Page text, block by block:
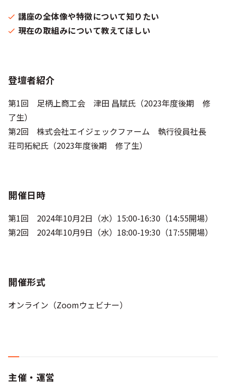
講座の全体像や特徴について知りたい
現在の取組みについて教えてほしい
登壇者紹介
第1回 足柄上商工会 津田 昌賦氏（2023年度後期 修
了生）
第2回 株式会社エイジェックファーム 執行役員社長
荘司拓紀氏（2023年度後期 修了生）
開催日時
第1回 2024年10月2日（水）15:00-16:30（14:55開場）
第2回 2024年10月9日（水）18:00-19:30（17:55開場）
開催形式
オンライン（Zoomウェビナー）
主催・運営